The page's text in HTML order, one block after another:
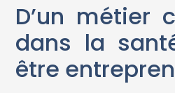
D’un métier
dans la
être